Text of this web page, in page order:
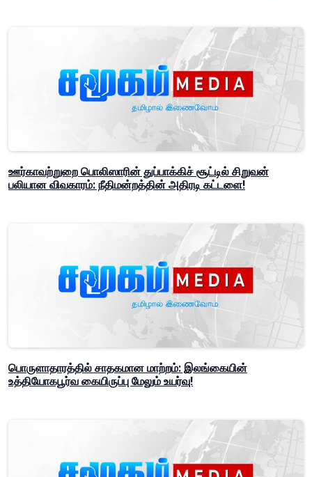
ஊர்காவற்றுறை பொலிஸாரின் துப்பாக்கிச் சூட்டில் சிறுவன்
பலியான விவகாரம்: நீதிமன்றத்தின் அதிரடி கட்டளை!
பொருளாதாரத்தில் சாதகமான மாற்றம்: இலங்கையின்
உத்தியோகபூர்வ கையிருப்பு மேலும் உயர்வு!